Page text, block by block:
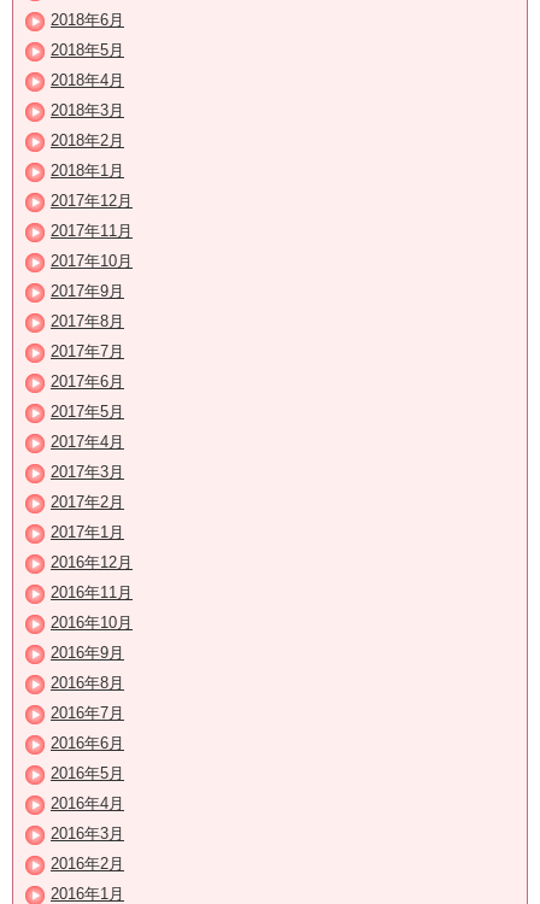
2018年6月
2018年5月
2018年4月
2018年3月
2018年2月
2018年1月
2017年12月
2017年11月
2017年10月
2017年9月
2017年8月
2017年7月
2017年6月
2017年5月
2017年4月
2017年3月
2017年2月
2017年1月
2016年12月
2016年11月
2016年10月
2016年9月
2016年8月
2016年7月
2016年6月
2016年5月
2016年4月
2016年3月
2016年2月
2016年1月